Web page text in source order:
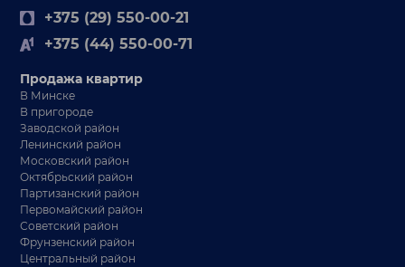
+375 (29) 550-00-21
+375 (44) 550-00-71
Продажа квартир
В Минске
В пригороде
Заводской район
Ленинский район
Московский район
Октябрьский район
Партизанский район
Первомайский район
Советский район
Фрунзенский район
Центральный район